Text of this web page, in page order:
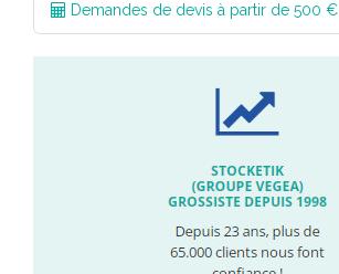
Demandes de devis à partir de 500 €